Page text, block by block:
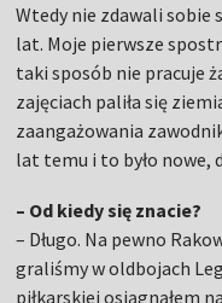
Wtedy nie zdawali sobie
lat. Moje pierwsze
taki sposób nie pracuje
zajęciach paliła się
zaangażowania
lat temu i to było nowe,
– Od kiedy się znacie?
– Długo. Na pewno
graliśmy w oldbojach
piłkarskiej osiągnąłem